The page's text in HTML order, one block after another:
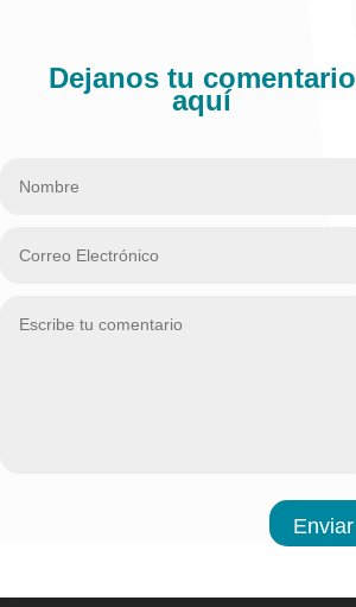
Dejanos tu comentario
aquí
Enviar